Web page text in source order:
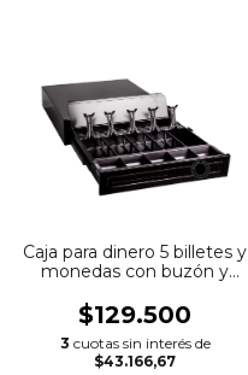
Caja para dinero 5 billetes y
monedas con buzón y
$129.500
3 cuotas sin interés de
$43.166,67